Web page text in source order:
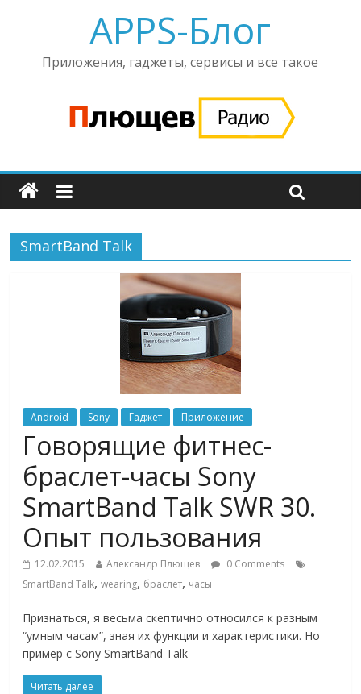
APPS-Блог
Приложения, гаджеты, сервисы и все такое
SmartBand Talk
Android Sony Гаджет Приложение
Говорящие фитнес-
браслет-часы Sony
SmartBand Talk SWR 30.
Опыт пользования
12.02.2015 Александр Плющев
0 Comments
SmartBand Talk,wearing, браслет, часы
Признаться, я весьма скептично относился к разным
“умным часам”, зная их функции и характеристики. Но
пример с Sony SmartBand Talk
Читать далее